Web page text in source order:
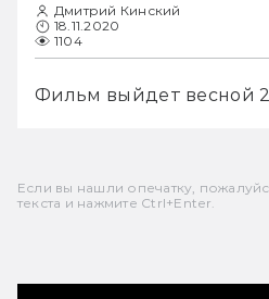
Дмитрий Кинский
18.11.2020
1104
Фильм выйдет весной
Если вы нашли опечатку,
текста и нажмите Ctrl+Enter.